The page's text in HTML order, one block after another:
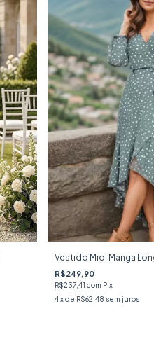
Vestido Midi Manga
R$249,90
R$237,41com Pix
4x de R$62,48 sem juros